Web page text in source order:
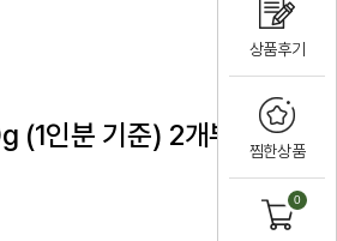
상품후기
찜한상품
0
인분 기준) 2개부